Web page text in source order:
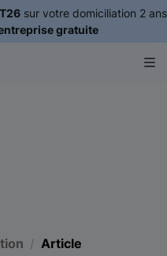
sur votre domiciliation 2 ans
gratuite
Article